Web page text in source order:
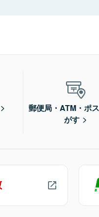
郵便局・ATM・ポ
がす